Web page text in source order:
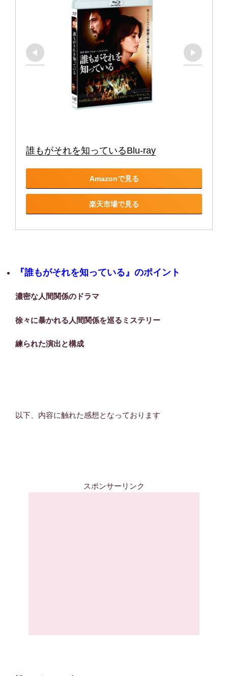
誰もがそれを知っているBlu-ray
Amazonで見る
楽天市場で見る
『誰もがそれを知っている』のポイント
濃密な人間関係のドラマ
徐々に暴かれる人間関係を巡るミステリー
練られた演出と構成
以下、内容に触れた感想となっております
スポンサーリンク